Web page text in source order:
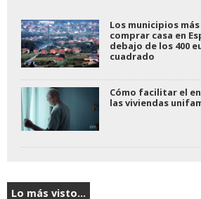
Los municipios
comprar casa en
debajo de los 400
cuadrado
Cómo facilitar el
las viviendas
Lo más visto...